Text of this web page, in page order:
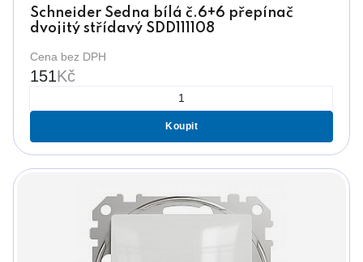
Schneider Sedna bílá č.6+6 přepínač
dvojitý střídavý SDD111108
Cena bez DPH
151Kč
Koupit